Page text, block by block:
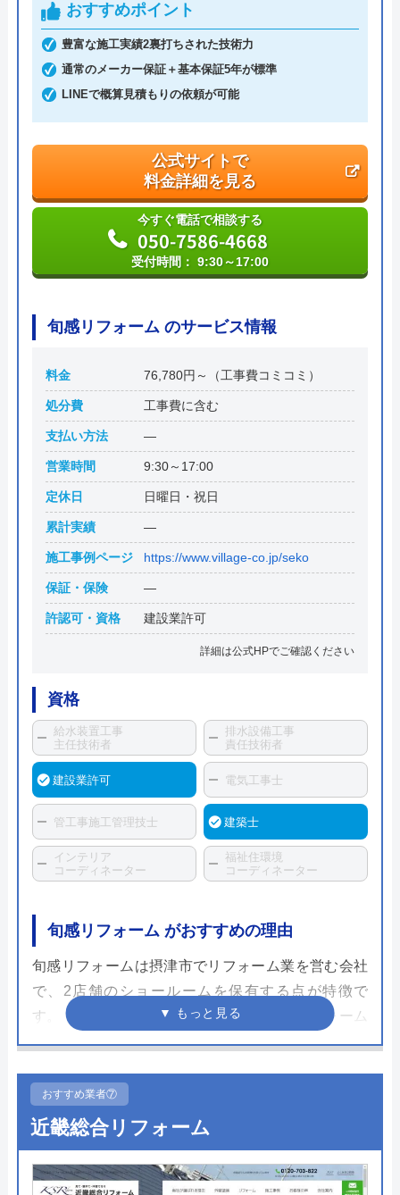
創業・設立 平成4年6月1日創業
本社所在地
〒542-0066
大阪府大阪市中央区瓦屋町3丁目7-3 イ
―スマイルビル
おすすめポイント
豊富な施工実績2裏打ちされた技術力
通常のメーカー保証＋基本保証5年が標準
LINEで概算見積もりの依頼が可能
公式サイトで
料金詳細を見る
今すぐ電話で相談する
050-7586-4668
受付時間： 9:30～17:00
旬感リフォーム のサービス情報
料金 76,780円～（工事費コミコミ）
処分費 工事費に含む
支払い方法 ―
営業時間 9:30～17:00
定休日 日曜日・祝日
累計実績 ―
施工事例ページ https://www.village-co.jp/seko
保証・保険 ―
許認可・資格 建設業許可
詳細は公式HPでご確認ください
資格
給水装置工事
主任技術者
排水設備工事
責任技術者
建設業許可 電気工事士
管工事施工管理技士 建築士
インテリア
コーディネーター
福祉住環境
コーディネーター
旬感リフォーム がおすすめの理由
旬感リフォームは摂津市でリフォーム業を営む会社
で、2店舗のショールームを保有する点が特徴で
す。トイレリフォームを中心に水まわりリフォーム
に精通しており、リフォームプランも用意されてい
事が行える状況であれば定額での施工が可能です。
アフターメンテナンスではメーカー保証以外に自社
での保証をつけることができます。リモデルクラブ
の無料会員になることでちょっとした不具合に対し
おすすめ業者⑦
近畿総合リフォーム